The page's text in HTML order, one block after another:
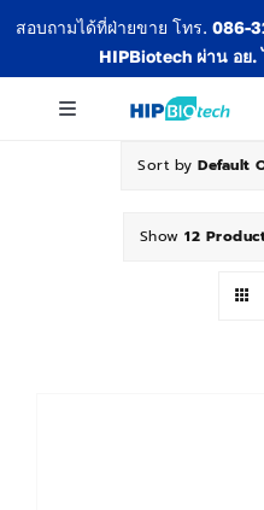
สอบถามได้ที่ฝ่ายขาย โทร. 086-
HIPBiotech ผ่าน อย.
Toggle
Sort by Default
Show 12